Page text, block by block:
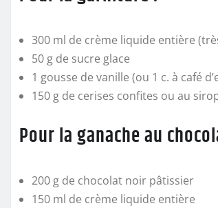
300 ml de crème liquide entière
50 g de sucre glace
1 gousse de vanille (ou 1 c. à café
150 g de cerises confites ou au
Pour la ganache au
200 g de chocolat noir pâtissier
150 ml de crème liquide entière